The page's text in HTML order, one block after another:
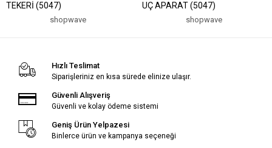
TEKERİ (5047)
shopwave
UÇ APARAT (5047)
shopwave
Hızlı Teslimat
Siparişleriniz en kısa sürede elinize ulaşır.
Güvenli Alışveriş
Güvenli ve kolay ödeme sistemi
Geniş Ürün Yelpazesi
Binlerce ürün ve kampanya seçeneği